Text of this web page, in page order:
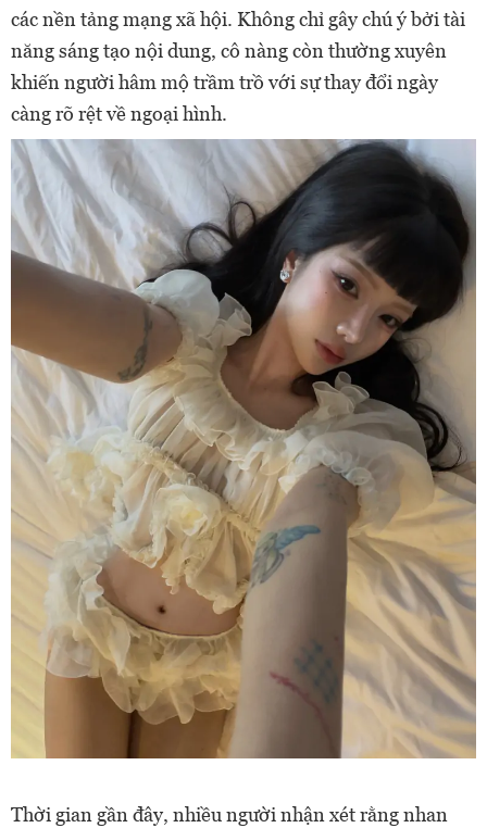
các nền tảng mạng xã hội. Không chỉ gây chú ý bởi tài
năng sáng tạo nội dung, cô nàng còn thường xuyên
khiến người hâm mộ trầm trồ với sự thay đổi ngày
càng rõ rệt về ngoại hình.
Thời gian gần đây, nhiều người nhận xét rằng nhan